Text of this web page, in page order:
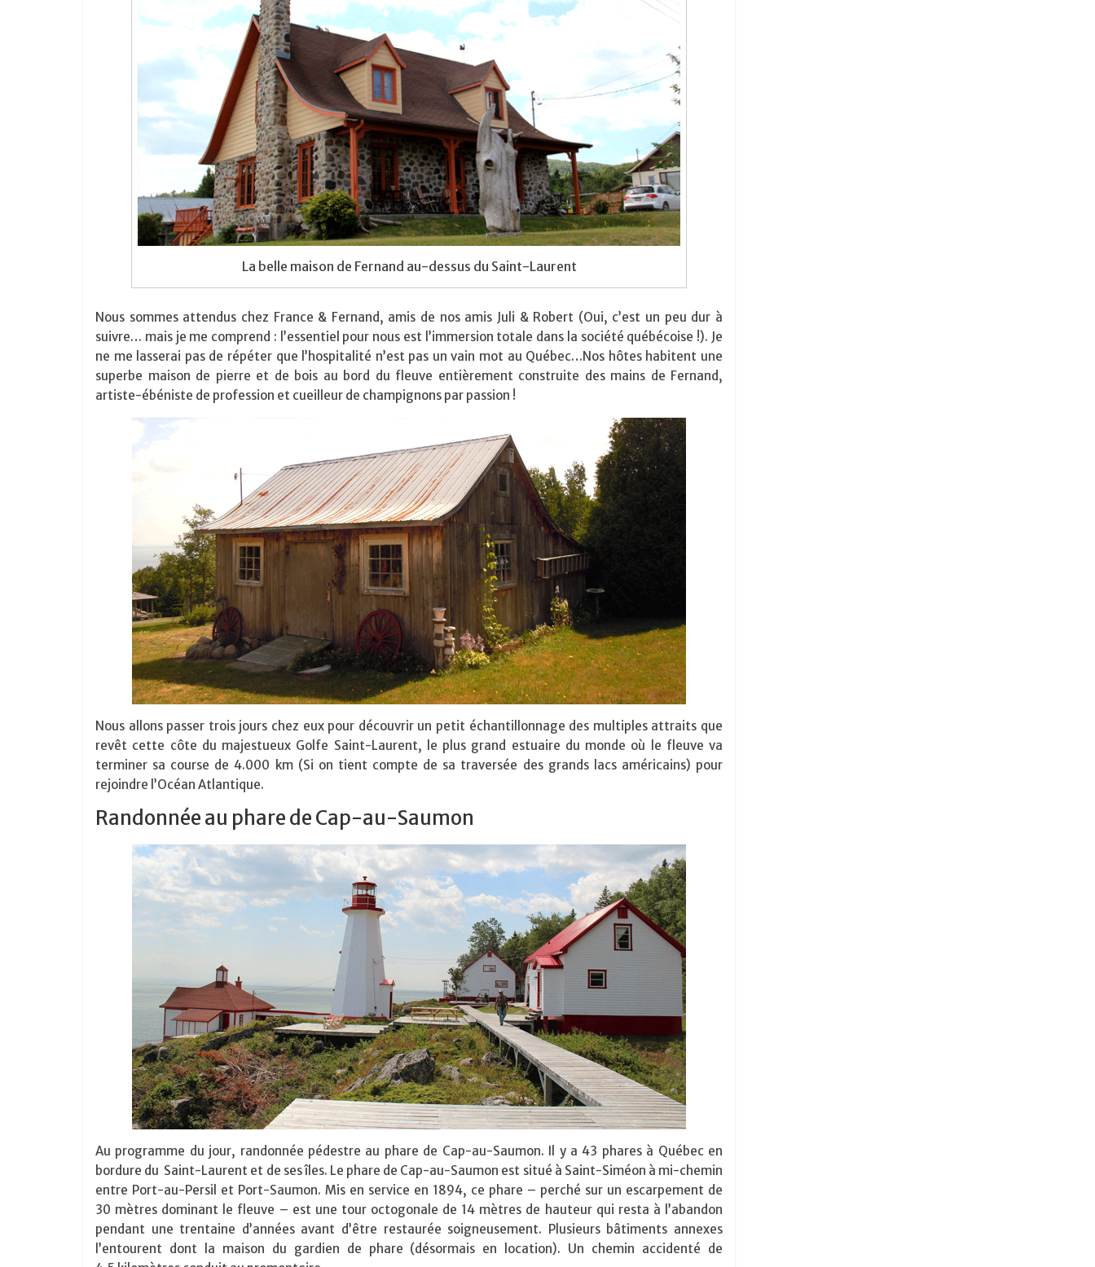
La belle maison de Fernand au-dessus du Saint-Laurent
Nous sommes attendus chez France & Fernand, amis de nos amis Juli & Robert (Oui, c’est un peu dur à
suivre… mais je me comprend : l’essentiel pour nous est l’immersion totale dans la société québécoise !). Je
ne me lasserai pas de répéter que l’hospitalité n’est pas un vain mot au Québec…Nos hôtes habitent une
superbe maison de pierre et de bois au bord du fleuve entièrement construite des mains de Fernand,
artiste-ébéniste de profession et cueilleur de champignons par passion !
Nous allons passer trois jours chez eux pour découvrir un petit échantillonnage des multiples attraits que
revêt cette côte du majestueux Golfe Saint-Laurent, le plus grand estuaire du monde où le fleuve va
terminer sa course de 4.000 km (Si on tient compte de sa traversée des grands lacs américains) pour
rejoindre l’Océan Atlantique.
Randonnée au phare de Cap-au-Saumon
Au programme du jour, randonnée pédestre au phare de Cap-au-Saumon. Il y a 43 phares à Québec en
bordure du Saint-Laurent et de ses îles. Le phare de Cap-au-Saumon est situé à Saint-Siméon à mi-chemin
entre Port-au-Persil et Port-Saumon. Mis en service en 1894, ce phare – perché sur un escarpement de
30 mètres dominant le fleuve – est une tour octogonale de 14 mètres de hauteur qui resta à l’abandon
pendant une trentaine d’années avant d’être restaurée soigneusement. Plusieurs bâtiments annexes
l’entourent dont la maison du gardien de phare (désormais en location). Un chemin accidenté de